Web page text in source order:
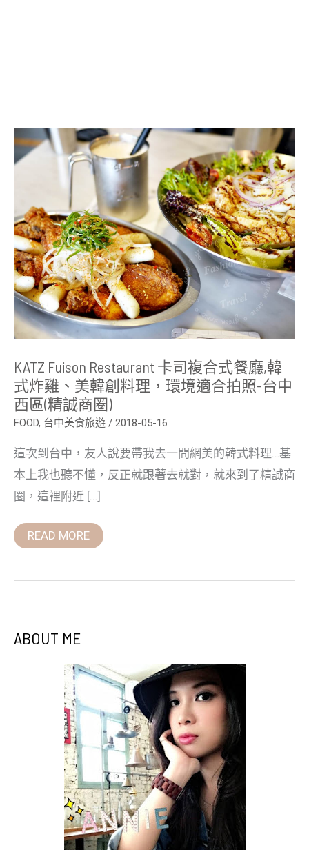
KATZ Fuison Restaurant 卡司複合式餐廳,韓
式炸雞、美韓創料理，環境適合拍照-台中
西區(精誠商圈)
FOOD, 台中美食旅遊 / 2018-05-16
這次到台中，友人說要帶我去一間網美的韓式料理…基
本上我也聽不懂，反正就跟著去就對，就來到了精誠商
圈，這裡附近 […]
KATZ
Fuison
Restaurant
合
式
餐
廳,
韓
式
炸
雞、
美
韓
創
料
理，
境
適
合
拍
照-
台
西
區
(精
商
READ MORE
ABOUT ME